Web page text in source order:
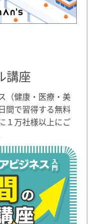
講座
（健康・医療・美
間で習得する無料
１万社様以上にご